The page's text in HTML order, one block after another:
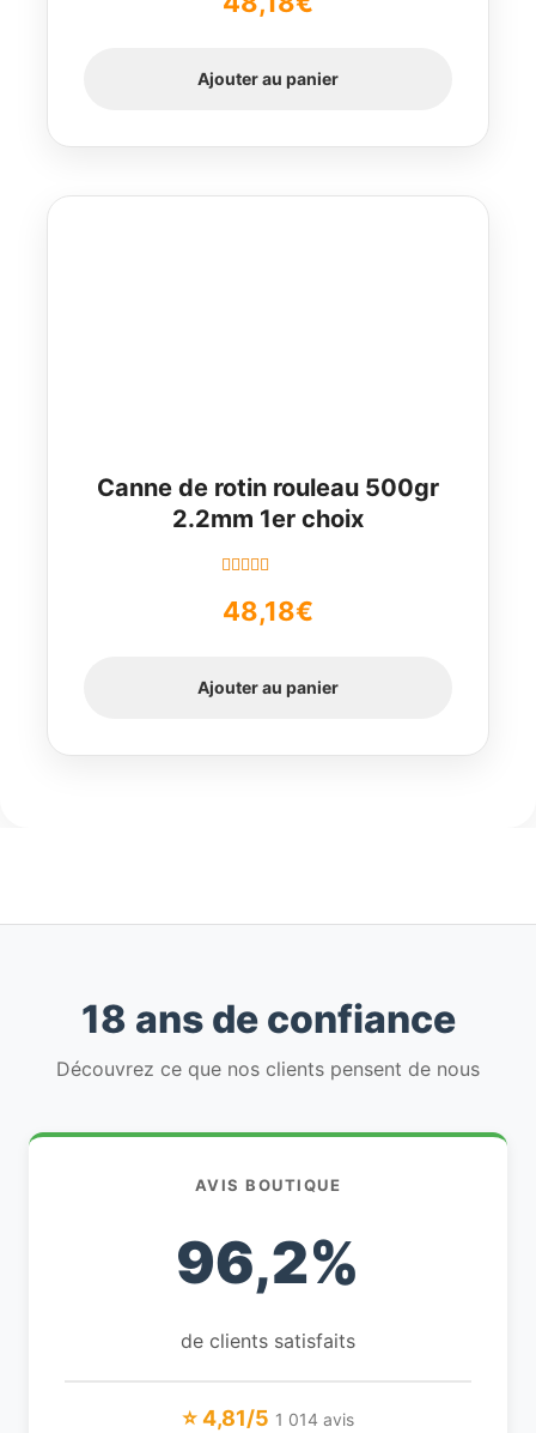
sur 5
Ajouter au panier
Canne de rotin rouleau 500gr
2.2mm 1er choix
sur 5
48,18€
Ajouter au panier
18 ans de confiance
Découvrez ce que nos clients pensent de nous
AVIS BOUTIQUE
96,2%
de clients satisfaits
⭐ 4,81/5 1 014 avis